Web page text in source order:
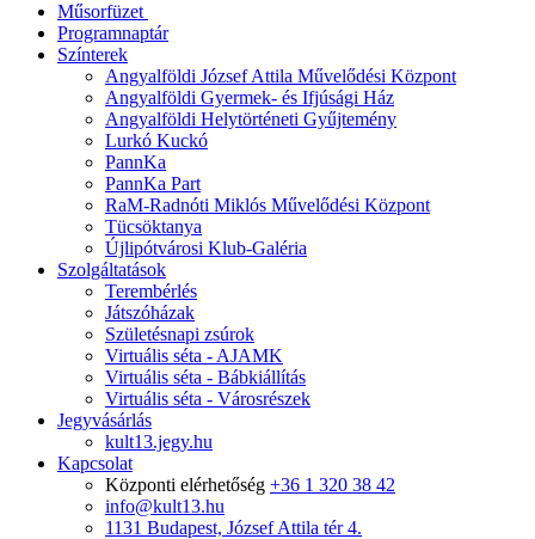
Műsorfüzet
Programnaptár
Színterek
Angyalföldi József Attila Művelődési Központ
Angyalföldi Gyermek- és Ifjúsági Ház
Angyalföldi Helytörténeti Gyűjtemény
Lurkó Kuckó
PannKa
PannKa Part
RaM-Radnóti Miklós Művelődési Központ
Tücsöktanya
Újlipótvárosi Klub-Galéria
Szolgáltatások
Terembérlés
Játszóházak
Születésnapi zsúrok
Virtuális séta - AJAMK
Virtuális séta - Bábkiállítás
Virtuális séta - Városrészek
Jegyvásárlás
kult13.jegy.hu
Kapcsolat
Központi elérhetőség +36 1 320 38 42
info@kult13.hu
1131 Budapest, József Attila tér 4.